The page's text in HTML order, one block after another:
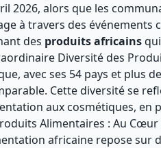
2026, alors que les
à travers des événements
des produits africains
Diversité des
avec ses 54 pays et plus
Cette diversité se
aux cosmétiques, en
Alimentaires : Au
africaine repose sur